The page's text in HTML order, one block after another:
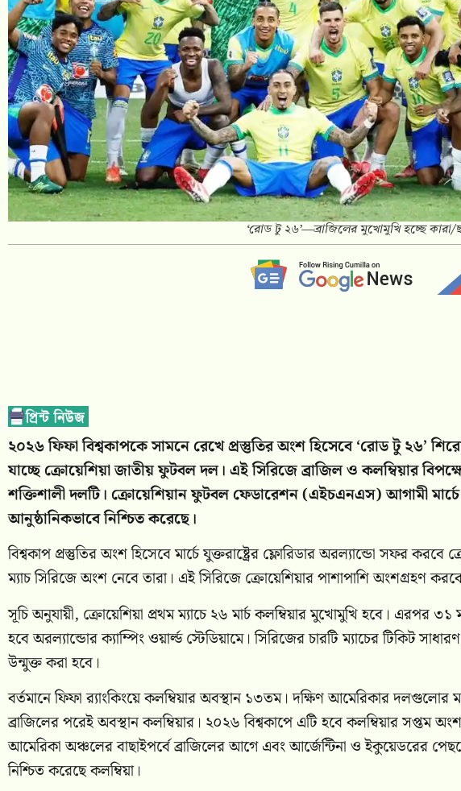
‘রোড টু ২৬’—ব্রাজিলের মুখোমুখি হচ্ছে কারা/
২০২৬ ফিফা বিশ্বকাপকে সামনে রেখে প্রস্তুতির অংশ হিসেবে ‘রোড টু ২৬’
যাচ্ছে ক্রোয়েশিয়া জাতীয় ফুটবল দল। এই সিরিজে ব্রাজিল ও কলম্বিয়ার
শক্তিশালী দলটি। ক্রোয়েশিয়ান ফুটবল ফেডারেশন (এইচএনএস) আগামী
আনুষ্ঠানিকভাবে নিশ্চিত করেছে।
বিশ্বকাপ প্রস্তুতির অংশ হিসেবে মার্চে যুক্তরাষ্ট্রের ফ্লোরিডার অরল্যান্ডো সফর
ম্যাচ সিরিজে অংশ নেবে তারা। এই সিরিজে ক্রোয়েশিয়ার পাশাপাশি অংশগ্রহণ
সূচি অনুযায়ী, ক্রোয়েশিয়া প্রথম ম্যাচে ২৬ মার্চ কলম্বিয়ার মুখোমুখি হবে। এরপর ৩১
হবে অরল্যান্ডোর ক্যাম্পিং ওয়ার্ল্ড স্টেডিয়ামে। সিরিজের চারটি ম্যাচের টিকিট
উন্মুক্ত করা হবে।
বর্তমানে ফিফা র‍্যাংকিংয়ে কলম্বিয়ার অবস্থান ১৩তম। দক্ষিণ আমেরিকার দলগুলোর
ব্রাজিলের পরেই অবস্থান কলম্বিয়ার। ২০২৬ বিশ্বকাপে এটি হবে কলম্বিয়ার সপ্তম
আমেরিকা অঞ্চলের বাছাইপর্বে ব্রাজিলের আগে এবং আর্জেন্টিনা ও ইকুয়েডরের
নিশ্চিত করেছে কলম্বিয়া।